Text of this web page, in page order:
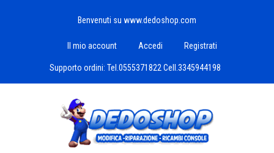
Benvenuti su www.dedoshop.com
Il mio account Accedi Registrati
Supporto ordini: Tel.0555371822 Cell.3345944198